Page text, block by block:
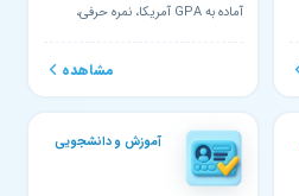
آماده به GPA آمریکا، نمره حرفی،
مشاهده
آموزش و دانشجویی